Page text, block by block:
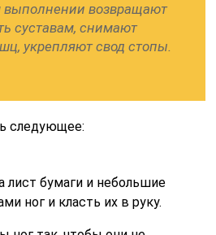
выполнении возвращают
суставам, снимают
укрепляют свод стопы.
следующее:
лист бумаги и небольшие
ног и класть их в руку.